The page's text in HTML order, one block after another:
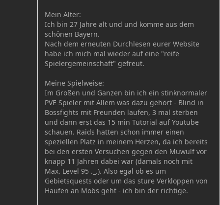
Mein Alter:
Ich bin 27 Jahre alt und und komme aus dem
schönen Bayern.
Nach dem erneuten Durchlesen eurer Website
habe ich mich mal wieder auf eine "reife
Spielergemeinschaft" gefreut.
Meine Spielweise:
Im Großen und Ganzen bin ich ein stinknormaler
PVE Spieler mit Allem was dazu gehört - Blind in
Bossfights mit Freunden laufen, 3 mal sterben
und dann erst das 15 min Tutorial auf Youtube
schauen. Raids hatten schon immer einen
speziellen Platz in meinem Herzen, da ich bereits
bei den ersten Versuchen gegen den Muwulf vor
knapp 11 Jahren dabei war (damals noch mit
Max. Level 95 ._.). Also egal ob es um
Gebietsquests oder um das sture Verkloppen von
Haufen an Mobs geht - ich bin der richtige.